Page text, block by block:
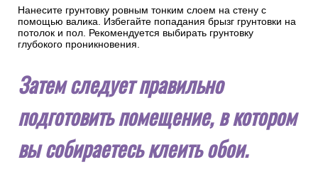
Нанесите грунтовку ровным тонким слоем на стену с
помощью валика. Избегайте попадания брызг грунтовки на
потолок и пол. Рекомендуется выбирать грунтовку
глубокого проникновения.
Затем следует правильно
подготовить помещение, в котором
вы собираетесь клеить обои.